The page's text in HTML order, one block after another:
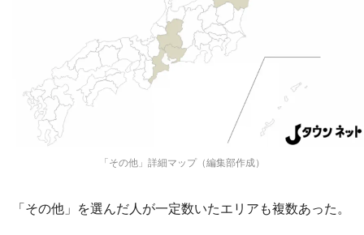
「その他」詳細マップ（編集部作成）
「その他」を選んだ人が一定数いたエリアも複数あった。